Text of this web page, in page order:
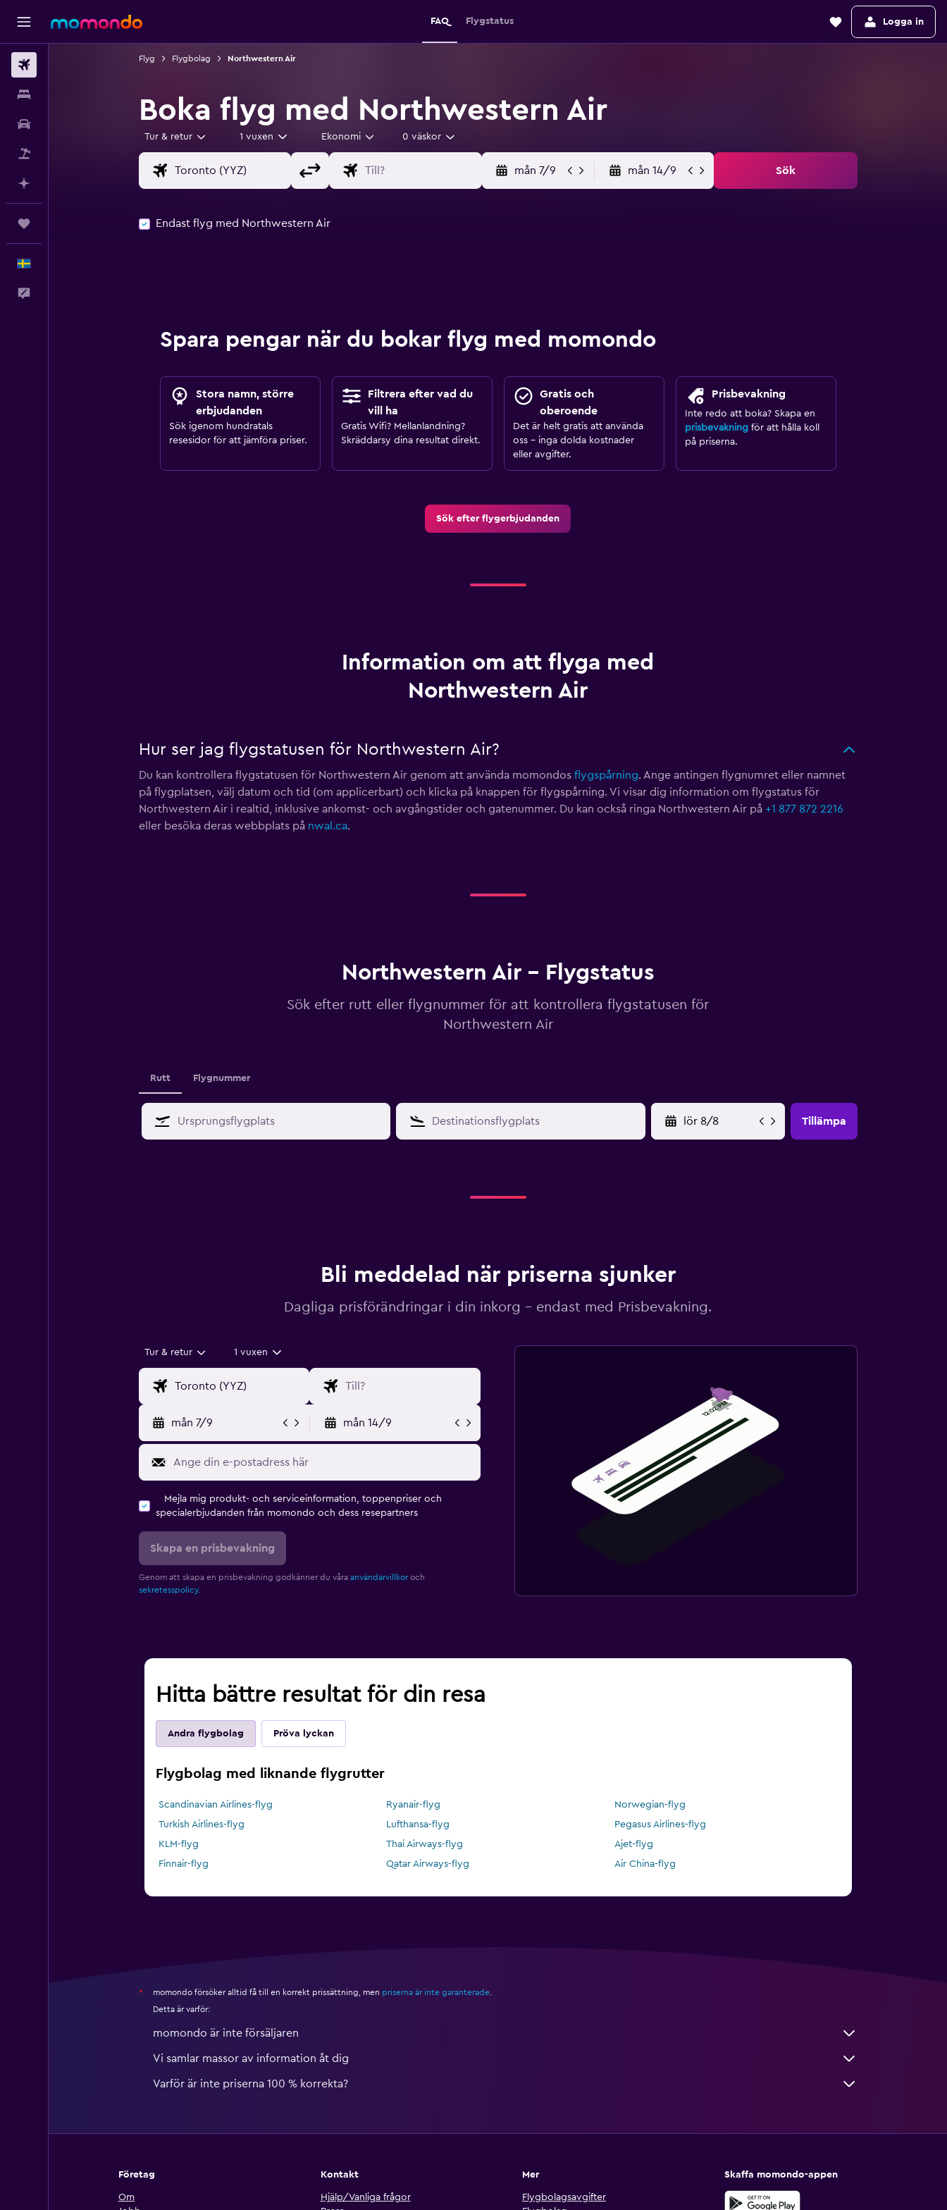
FAQ Flygstatus Logga in
Flyg Flygbolag Northwestern Air
Boka flyg med Northwestern Air
Tur & retur 1 vuxen Ekonomi 0 väskor
mån 7/9 mån 14/9 Sök
Endast flyg med Northwestern Air
Spara pengar när du bokar flyg med momondo
Stora namn, större
erbjudanden
Sök igenom hundratals
resesidor för att jämföra priser.
Filtrera efter vad du
vill ha
Gratis Wifi? Mellanlandning?
Skräddarsy dina resultat direkt.
Gratis och
oberoende
Det är helt gratis att använda
oss – inga dolda kostnader
eller avgifter.
Prisbevakning
Inte redo att boka? Skapa en
prisbevakningför att hålla koll
på priserna.
Sök efter flygerbjudanden
Information om att flyga med
Northwestern Air
Hur ser jag flygstatusen för Northwestern Air?
Du kan kontrollera flygstatusen för Northwestern Air genom att använda momondos flygspårning. Ange antingen flygnumret eller namnet
på flygplatsen, välj datum och tid (om applicerbart) och klicka på knappen för flygspårning. Vi visar dig information om flygstatus för
Northwestern Air i realtid, inklusive ankomst- och avgångstider och gatenummer. Du kan också ringa Northwestern Air på +1 877 872 2216
eller besöka deras webbplats på nwal.ca.
Northwestern Air - Flygstatus
Sök efter rutt eller flygnummer för att kontrollera flygstatusen för
Northwestern Air
Rutt Flygnummer
Tillämpa
Bli meddelad när priserna sjunker
Dagliga prisförändringar i din inkorg – endast med Prisbevakning.
Tur & retur 1 vuxen
mån 7/9 mån 14/9
Mejla mig produkt- och serviceinformation, toppenpriser och
specialerbjudanden från momondo och dess resepartners
Skapa en prisbevakning
Genom att skapa en prisbevakning godkänner du våra användarvillkoroch
sekretesspolicy.
Hitta bättre resultat för din resa
Andra flygbolag Pröva lyckan
Flygbolag med liknande flygrutter
Scandinavian Airlines-flyg Ryanair-flyg
Norwegian-flyg
Turkish Airlines-flyg
Lufthansa-flyg
Pegasus Airlines-flyg
KLM-flyg
Thai Airways-flyg
Ajet-flyg
Finnair-flyg
Qatar Airways-flyg Air China-flyg
* momondo försöker alltid få till en korrekt prissättning, men priserna är inte garanterade.
Detta är varför:
momondo är inte försäljaren
Vi samlar massor av information åt dig
Varför är inte priserna 100 % korrekta?
Företag
Om
Kontakt
Hjälp/Vanliga frågor
Mer
Flygbolagsavgifter
Skaffa momondo-appen